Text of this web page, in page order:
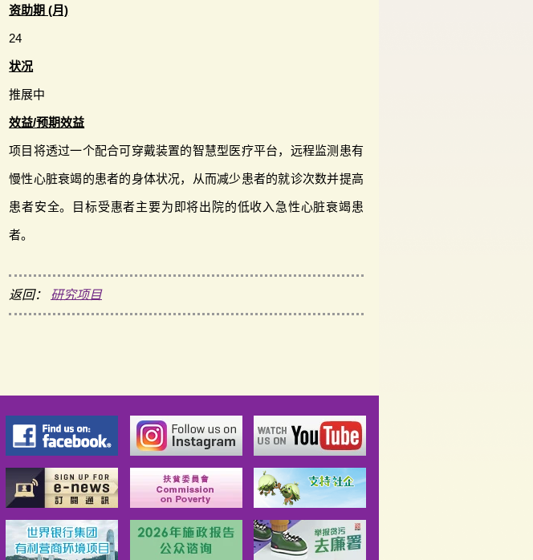
资助期 (月)
24
状况
推展中
效益/预期效益
项目将透过一个配合可穿戴装置的智慧型医疗平台，远程监测患有
慢性心脏衰竭的患者的身体状况，从而减少患者的就诊次数并提高
患者安全。目标受惠者主要为即将出院的低收入急性心脏衰竭患
者。
返回： 研究项目